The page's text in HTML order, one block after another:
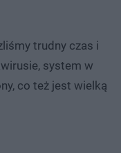
trudny czas i
system w
co też jest wielką